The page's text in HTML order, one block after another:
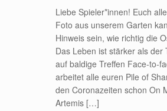
Liebe Spieler*innen! Euch
Foto aus unserem Garten
Hinweis sein, wie richtig die
Das Leben ist stärker als der
auf baldige Treffen Face-to-
arbeitet alle euren Pile of
den Coronazeiten schon On
Artemis […]